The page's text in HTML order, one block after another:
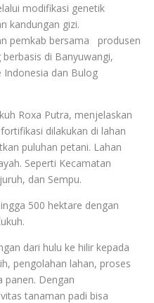
modifikasi genetik
kandungan gizi.
pemkab bersama produsen
di Banyuwangi,
Indonesia dan Bulog
Roxa Putra, menjelaskan
dilakukan di lahan
puluhan petani. Lahan
Seperti Kecamatan
dan Sempu.
500 hektare dengan
dari hulu ke hilir kepada
pengolahan lahan, proses
panen. Dengan
tanaman padi bisa